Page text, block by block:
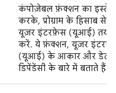
कंपोज़ेबल फ़ंक्शन का
करके, प्रोग्राम के हिसाब से
यूज़र इंटरफ़ेस (यूआई) तय
करें. ये फ़ंक्शन, यूज़र
(यूआई) के आकार और डेटा
डिपेंडेंसी के बारे में बताते हैं.